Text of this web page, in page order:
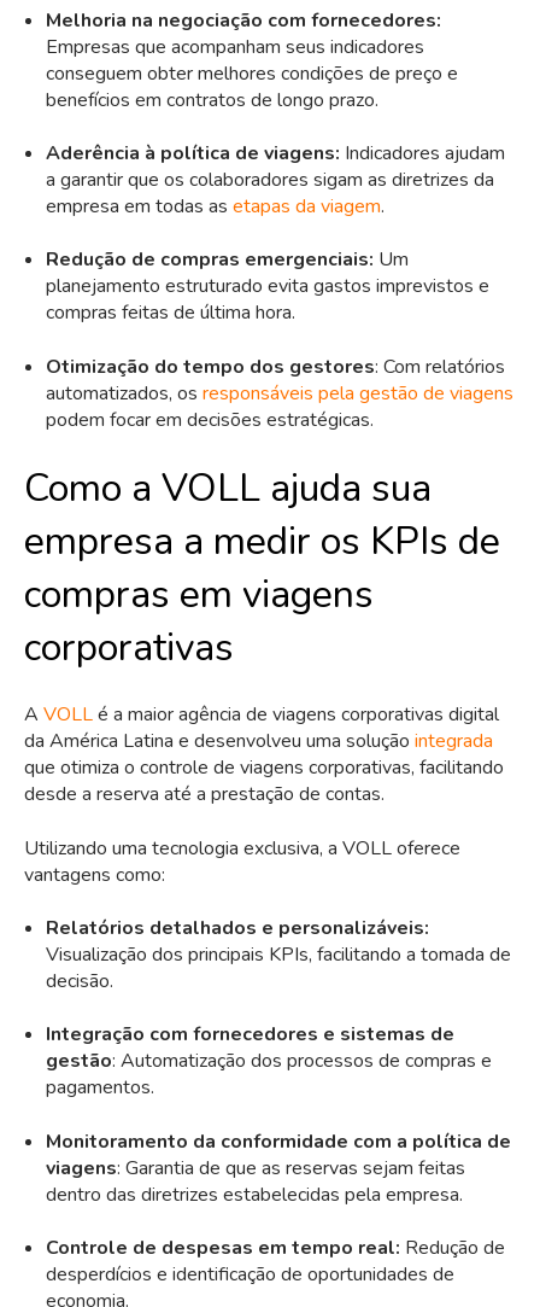
Melhoria na negociação com fornecedores:
Empresas que acompanham seus indicadores
conseguem obter melhores condições de preço e
benefícios em contratos de longo prazo.
Aderência à política de viagens: Indicadores ajudam
a garantir que os colaboradores sigam as diretrizes da
empresa em todas as etapas da viagem.
Redução de compras emergenciais: Um
planejamento estruturado evita gastos imprevistos e
compras feitas de última hora.
Otimização do tempo dos gestores: Com relatórios
automatizados, os responsáveis pela gestão de viagens
podem focar em decisões estratégicas.
Como a VOLL ajuda sua
empresa a medir os KPIs de
compras em viagens
corporativas
A VOLLé a maior agência de viagens corporativas digital
da América Latina e desenvolveu uma solução integrada
que otimiza o controle de viagens corporativas, facilitando
desde a reserva até a prestação de contas.
Utilizando uma tecnologia exclusiva, a VOLL oferece
vantagens como:
Relatórios detalhados e personalizáveis:
Visualização dos principais KPIs, facilitando a tomada de
decisão.
Integração com fornecedores e sistemas de
gestão: Automatização dos processos de compras e
pagamentos.
Monitoramento da conformidade com a política de
viagens: Garantia de que as reservas sejam feitas
dentro das diretrizes estabelecidas pela empresa.
Controle de despesas em tempo real: Redução de
desperdícios e identificação de oportunidades de
economia.